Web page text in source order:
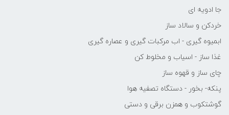
جا ادویه ای
خردکن و سالاد ساز
ابمیوه گیری - اب مرکبات گیری و عصاره گیری
غذا ساز - اسیاب و مخلوط کن
چای ساز و قهوه ساز
پنکه- بخور - دستگاه تصفیه هوا
گوشتکوب و همزن برقی و دستی